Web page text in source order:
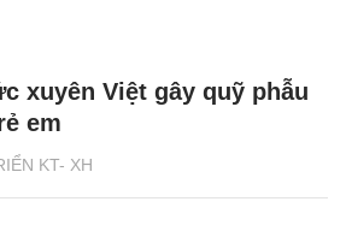
KT- XH
xuyên Việt gây quỹ phẫu
em